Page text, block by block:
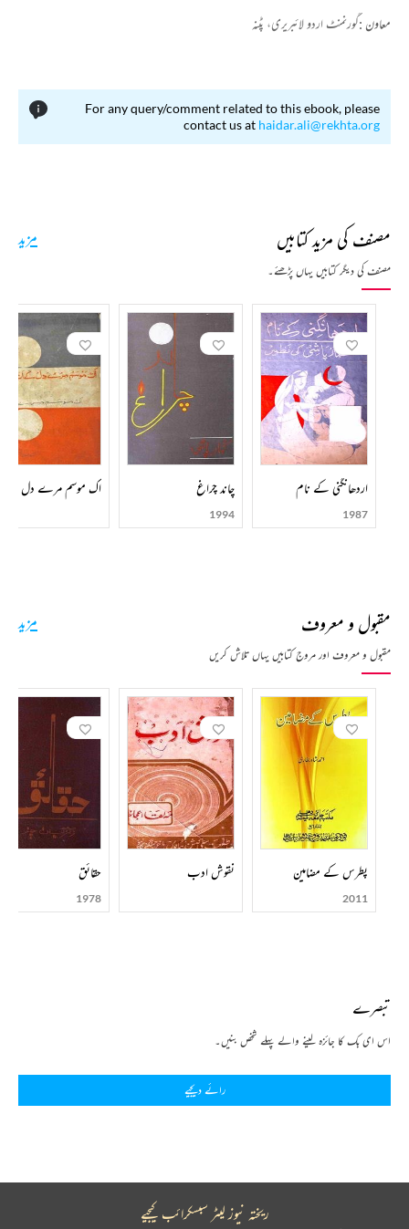
معاون :گورنمنٹ اردو لائبریری، پٹنہ
For any query/comment related to this ebook, please
contact us at haidar.ali@rekhta.org
مصنف کی مزید کتابیں
مصنف کی دیگر کتابیں یہاں پڑھئے۔
مزید
اردھانگنی کے نام
1987
چاند چراغ
1994
اک موسم مرے دل کے
مقبول و معروف
مقبول و معروف اور مروج کتابیں یہاں تلاش کریں
مزید
پطرس کے مضامین
2011
نقوش ادب حقائق
1978
تبصرے
اس ای بک کا جائزہ لینے والے پہلے شخص بنیں۔
رائے دیجیے
ریختہ نیوز لیٹر سبسکرائب کیجیے